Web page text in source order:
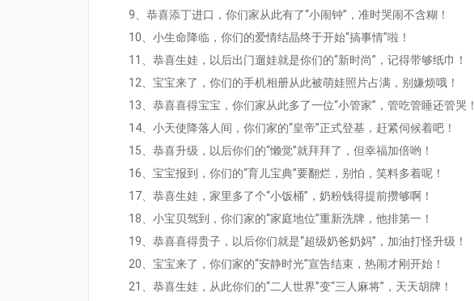
9、恭喜添丁进口，你们家从此有了“小闹钟”，准时哭闹不含糊！
10、小生命降临，你们的爱情结晶终于开始“搞事情”啦！
11、恭喜生娃，以后出门遛娃就是你们的“新时尚”，记得带够纸巾！
12、宝宝来了，你们的手机相册从此被萌娃照片占满，别嫌烦哦！
13、恭喜喜得宝宝，你们家从此多了一位“小管家”，管吃管睡还管哭！
14、小天使降落人间，你们家的“皇帝”正式登基，赶紧伺候着吧！
15、恭喜升级，以后你们的“懒觉”就拜拜了，但幸福加倍哟！
16、宝宝报到，你们的“育儿宝典”要翻烂，别怕，笑料多着呢！
17、恭喜生娃，家里多了个“小饭桶”，奶粉钱得提前攒够啊！
18、小宝贝驾到，你们家的“家庭地位”重新洗牌，他排第一！
19、恭喜喜得贵子，以后你们就是“超级奶爸奶妈”，加油打怪升级！
20、宝宝来了，你们家的“安静时光”宣告结束，热闹才刚开始！
21、恭喜生娃，从此你们的“二人世界”变“三人麻将”，天天胡牌！